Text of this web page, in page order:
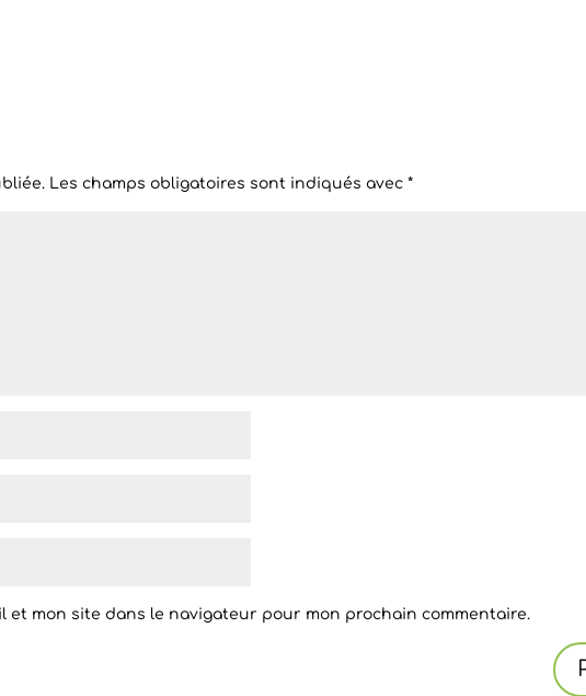
Les champs obligatoires sont indiqués avec *
et mon site dans le navigateur pour mon prochain commentaire.